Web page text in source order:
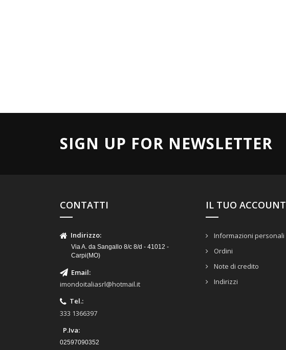
SIGN UP FOR NEWSLETTER
CONTATTI
Indirizzo:
Via A. da Sangallo 8/c 8/d - 41012 -
Carpi(MO)
Email:
imondoitaliasrl@hotmail.it
Tel.:
333 1366397
P.Iva:
02597090352
IL TUO ACCOUNT
Informazioni personali
Ordini
Note di credito
Indirizzi